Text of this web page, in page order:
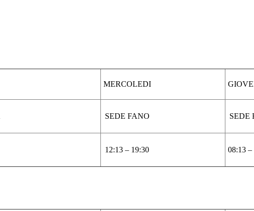
MERCOLEDI
SEDE FANO SEDE
12:13 – 19:30 08:13 –